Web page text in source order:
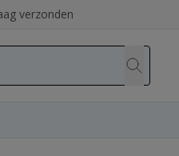
verzonden